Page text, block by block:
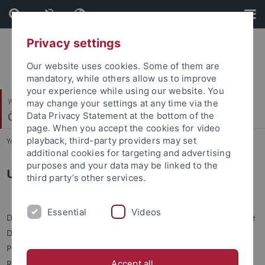
Skip
to
content
Skip
to
footer
Wirtschafts- und Sozialwissenschaftliche Fakultät
Ökonomische Bildung und Wirtschaftsdidaktik
You are here: Startseite ... Umgang mit Diagrammen
Umgang mit Diagrammen
Das Forschungsprojekt untersucht, wie Lernende ökonomische
Diagramme verstehen und welche Voraussetzungen und
Prozesse dabei eine Rolle spielen. Diagramme als
Privacy settings
Our website uses cookies. Some of them are
mandatory, while others allow us to improve
your experience while using our website. You
may change your settings at any time via the
Data Privacy Statement at the bottom of the
page. When you accept the cookies for video
playback, third-party providers may set
additional cookies for targeting and advertising
purposes and your data may be linked to the
third party’s other services.
Essential Videos